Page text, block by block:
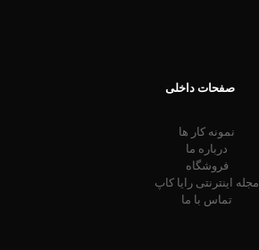
صفحات داخلی
نمونه کار ها
درباره ما
فروشگاه
مجله اینترنتی رایا کاپ
تماس با ما